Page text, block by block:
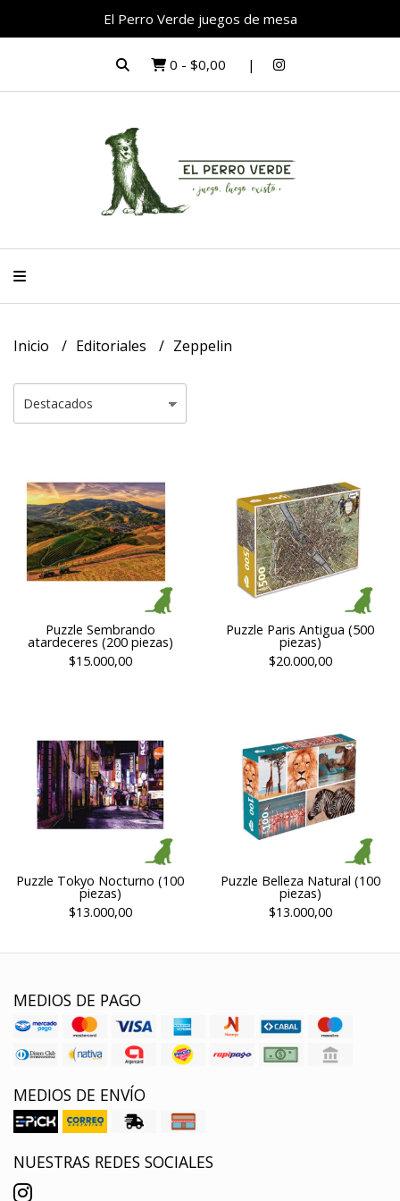
El Perro Verde juegos de mesa
0 - $0,00
Inicio Editoriales Zeppelin
Puzzle Sembrando
atardeceres (200 piezas)
$15.000,00
Puzzle Paris Antigua (500
piezas)
$20.000,00
Puzzle Tokyo Nocturno (100
piezas)
$13.000,00
Puzzle Belleza Natural (100
piezas)
$13.000,00
MEDIOS DE PAGO
MEDIOS DE ENVÍO
NUESTRAS REDES SOCIALES